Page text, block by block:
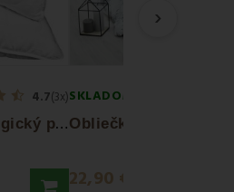
4.7(3x)
V
ankúš 90X70 antialergický prešívaný EMI...
SKLADOM
22,90 €
›